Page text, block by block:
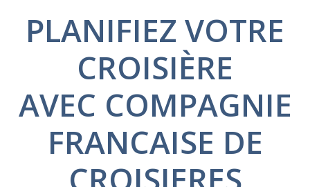
PLANIFIEZ VOTRE
CROISIÈRE
AVEC COMPAGNIE
FRANCAISE DE